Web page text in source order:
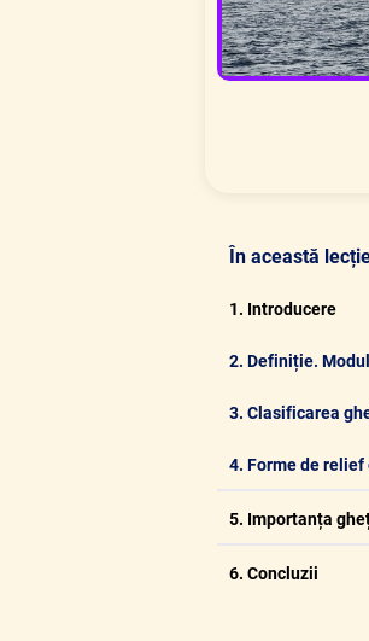
În această
1. Introducere
2. Definiție.
3. Clasificarea
4. Forme de
5. Importanța
6. Concluzii